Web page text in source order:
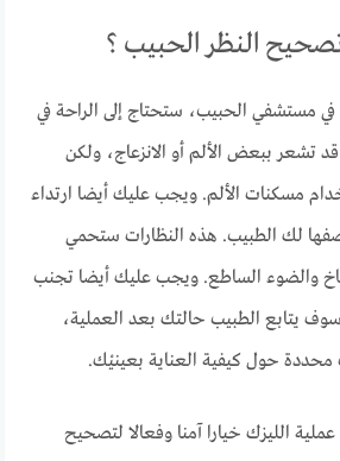
النظر الحبيب ؟
في مستشفي الحبيب، ستحتاج إلى الراحة في
قد تشعر ببعض الألم أو الانزعاج، ولكن
مسكنات الألم. ويجب عليك أيضا ارتداء
وصفها لك الطبيب. هذه النظارات ستحمي
والضوء الساطع. ويجب عليك أيضا تجنب
يتابع الطبيب حالتك بعد العملية،
حول كيفية العناية بعينيْك.
الليزك خيارا آمنا وفعالا لتصحيح